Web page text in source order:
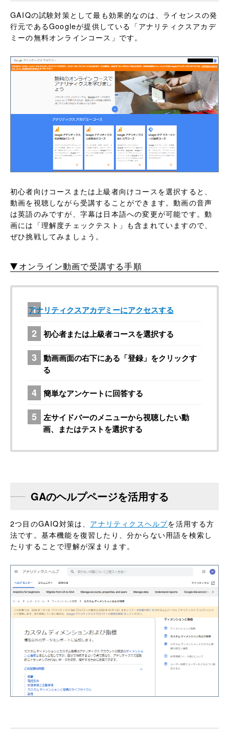
GAIQの試験対策として最も効果的なのは、ライセンスの発
行元であるGoogleが提供している「アナリティクスアカデ
ミーの無料オンラインコース」です。
初心者向けコースまたは上級者向けコースを選択すると、
動画を視聴しながら受講することができます。動画の音声
は英語のみですが、字幕は日本語への変更が可能です。動
画には「理解度チェックテスト」も含まれていますので、
ぜひ挑戦してみましょう。
オンライン動画で受講する手順
アナリティクスアカデミーにアクセスする
初心者または上級者コースを選択する
動画画面の右下にある「登録」をクリックす
る
簡単なアンケートに回答する
左サイドバーのメニューから視聴したい動
画、またはテストを選択する
GAのヘルプページを活用する
2つ目のGAIQ対策は、 アナリティクスヘルプを活用する方
法です。基本機能を復習したり、分からない用語を検索し
たりすることで理解が深まります。